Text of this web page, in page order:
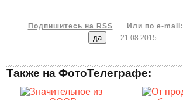
Подпишитесь на RSS
Или по e-mail:
21.08.2015
Также на ФотоТелеграфе: